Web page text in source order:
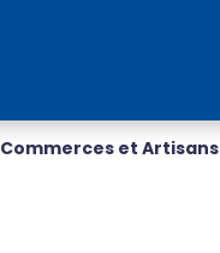
Commerces et Artisans